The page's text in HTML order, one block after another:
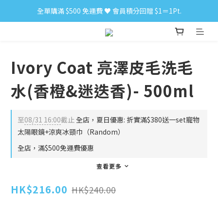
小食購滿 $300 順豐免運費 ‼
全單購滿 $500 免運費 ♥︎ 會員積分回贈 $1＝1Pt.
小食購滿 $300 順豐免運費 ‼
Ivory Coat 亮澤皮毛洗毛
水(香橙&迷迭香)- 500ml
至08/31 16:00截止全店，夏日優惠: 折實滿$380送一set寵物
太陽眼鏡+涼爽冰頸巾（Random）
全店，滿$500免運費優惠
查看更多
HK$216.00 HK$240.00